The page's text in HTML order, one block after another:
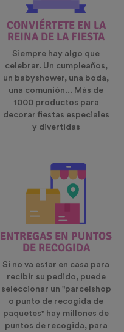
CONVIÉRTETE EN LA
REINA DE LA FIESTA
Siempre hay algo que
celebrar. Un cumpleaños,
un babyshower, una boda,
una comunión... Más de
1000 productos para
decorar fiestas especiales
y divertidas
ENTREGAS EN PUNTOS
DE RECOGIDA
Si no va estar en casa para
recibir su pedido, puede
seleccionar un "parcelshop
o punto de recogida de
paquetes" hay millones de
puntos de recogida, para